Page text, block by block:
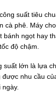
suất tiêu
cà phê. Máy
bánh ngọt hay
độ chậm.
suất lớn là lựa
nhu cầu